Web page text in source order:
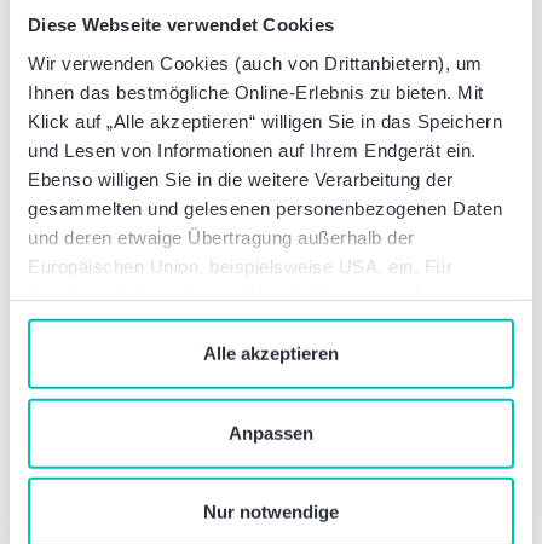
Diese Webseite verwendet Cookies
Wir verwenden Cookies (auch von Drittanbietern), um
Ihnen das bestmögliche Online-Erlebnis zu bieten. Mit
Klick auf „Alle akzeptieren“ willigen Sie in das Speichern
und Lesen von Informationen auf Ihrem Endgerät ein.
Ebenso willigen Sie in die weitere Verarbeitung der
gesammelten und gelesenen personenbezogenen Daten
und deren etwaige Übertragung außerhalb der
Europäischen Union, beispielsweise USA, ein. Für
Verwaltung von Cookies klicken Sie auf „Details“. Mit
dem Klick auf „Cookies verbieten“ lehnen Sie die
Verwendung von zustimmungspflichtigen Cookies ab. Sie
, wenn Sie unsere Webseite
nutzen.
Alle akzeptieren
Anpassen
Nur notwendige
erkennbarem Mehrwert für Ihr Unternehmen an. Wir
unterstützen und beraten Sie im gesamten
Projektablauf, bringen unsere Erfahrungen aus
laufenden und abgeschlossenen Projekten ein und
leiten Sie bzgl. des Projektplans und des Einsatzes
des Tools an. Und dies sowohl im Bereich Steuern als
auch in den Bereichen Prozesse und IT.
Besondere Branchenexpertise in der
Financial Services Industrie
Banken, Finanzdienstleister und Versicherungen sind
betroffen. Denn aus deren jeweiliger
volkswirtschaftlichen Rolle resultiert in hohem
Maße die Einbindung in Gestaltungen jeder Art,
sodass diese Institute als Intermediär, Beteiligter